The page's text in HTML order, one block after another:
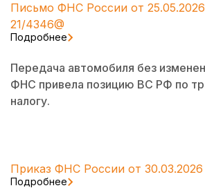
Письмо ФНС России от
21/4346@
Подробнее
Передача автомобиля без
ФНС привела позицию ВС РФ по
налогу.
Приказ ФНС России от
Подробнее